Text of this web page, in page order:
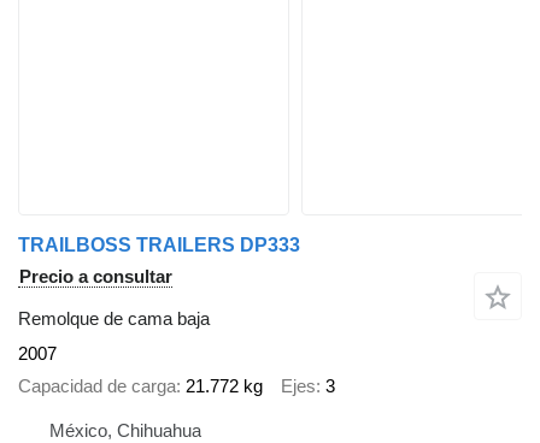
TRAILBOSS TRAILERS DP333
Precio a consultar
Remolque de cama baja
2007
Capacidad de carga 21.772 kg Ejes 3
México, Chihuahua